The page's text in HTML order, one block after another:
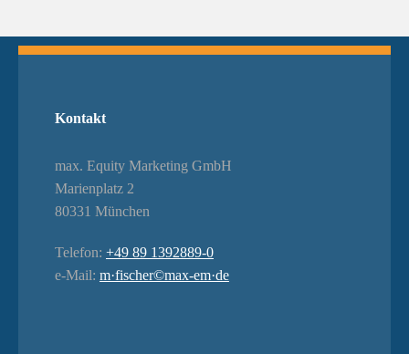
Kontakt
max. Equity Marketing GmbH
Marienplatz 2
80331 München
Telefon: +49 89 1392889-0
e-Mail: m·fischer©max-em·de